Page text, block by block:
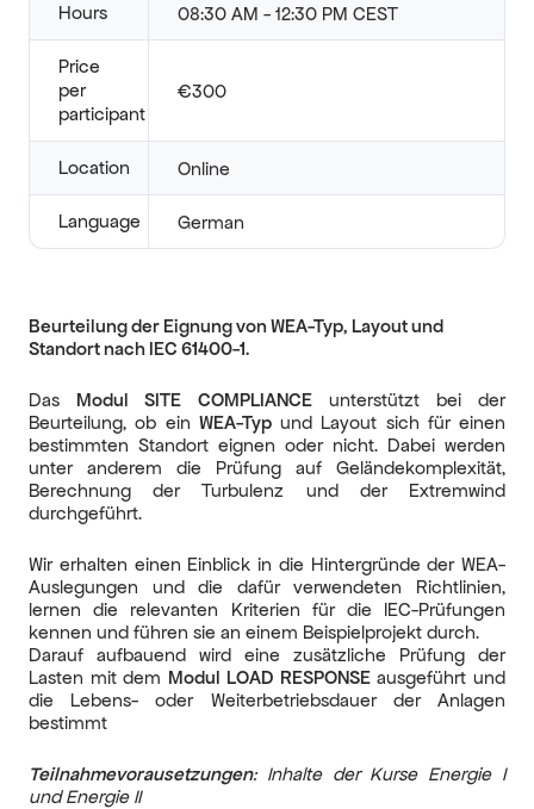
Hours 08:30 AM - 12:30 PM CEST
Price
per
participant
€300
Location Online
Language German
Beurteilung der Eignung von WEA-Typ, Layout und
Standort nach IEC 61400-1.
Das Modul SITE COMPLIANCEunterstützt bei der
Beurteilung, ob ein WEA-Typund ­Layout sich für einen
bestimmten Standort eignen oder nicht. Dabei werden
unter anderem die Prüfung auf Geländekomplexität,
Berechnung der Turbulenz und der Extremwind
durchgeführt.
Wir erhalten einen Einblick in die Hintergründe der WEA-
Auslegungen und die dafür verwendeten Richtlinien,
lernen die relevanten Kriterien für die IEC-Prüfungen
kennen und führen sie an einem Beispielprojekt durch.
Darauf aufbauend wird eine zusätzliche Prüfung der
Lasten mit dem Modul LOAD RESPONSEausgeführt und
die Lebens- oder Weiterbetriebsdauer der Anlagen
bestimmt
Teilnahmevorausetzungen: Inhalte der Kurse Energie I
und Energie II